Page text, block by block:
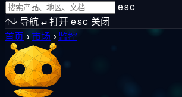
esc
↑↓ 导航↵打开esc 关闭
首页 ›市场 › 监控